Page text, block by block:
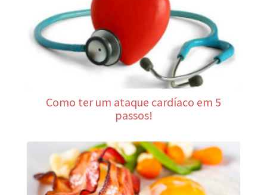
Como ter um ataque cardíaco em 5
passos!